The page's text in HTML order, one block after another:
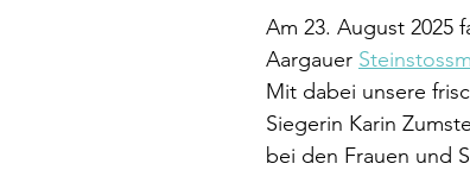
Am 23. August 2025
Aargauer
Mit dabei unsere
Siegerin Karin
bei den Frauen und